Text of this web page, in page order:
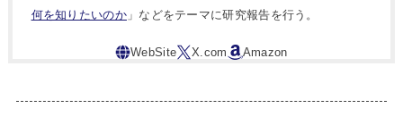
何を知りたいのか」などをテーマに研究報告を行う。